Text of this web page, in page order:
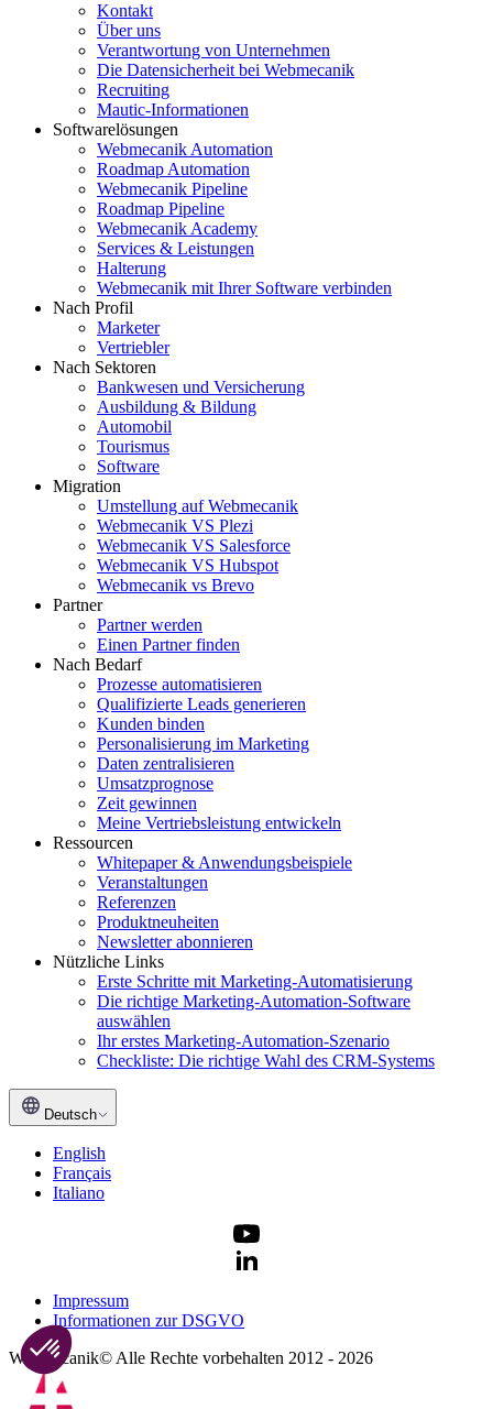
Kontakt
Über uns
Verantwortung von Unternehmen
Die Datensicherheit bei Webmecanik
Recruiting
Mautic-Informationen
Softwarelösungen
Webmecanik Automation
Roadmap Automation
Webmecanik Pipeline
Roadmap Pipeline
Webmecanik Academy
Services & Leistungen
Halterung
Webmecanik mit Ihrer Software verbinden
Nach Profil
Marketer
Vertriebler
Nach Sektoren
Bankwesen und Versicherung
Ausbildung & Bildung
Automobil
Tourismus
Software
Migration
Umstellung auf Webmecanik
Webmecanik VS Plezi
Webmecanik VS Salesforce
Webmecanik VS Hubspot
Webmecanik vs Brevo
Partner
Partner werden
Einen Partner finden
Nach Bedarf
Prozesse automatisieren
Qualifizierte Leads generieren
Kunden binden
Personalisierung im Marketing
Daten zentralisieren
Umsatzprognose
Zeit gewinnen
Meine Vertriebsleistung entwickeln
Ressourcen
Whitepaper & Anwendungsbeispiele
Veranstaltungen
Referenzen
Produktneuheiten
Newsletter abonnieren
Nützliche Links
Erste Schritte mit Marketing-Automatisierung
Die richtige Marketing-Automation-Software
auswählen
Ihr erstes Marketing-Automation-Szenario
Checkliste: Die richtige Wahl des CRM-Systems
Deutsch
English
Français
Italiano
Impressum
Informationen zur DSGVO
Webmecanik© Alle Rechte vorbehalten 2012 - 2026